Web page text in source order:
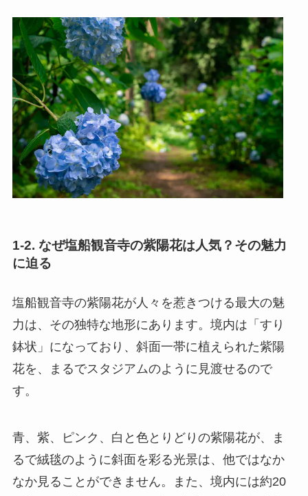
1-2. なぜ塩船観音寺の紫陽花は人気？その魅力
に迫る
塩船観音寺の紫陽花が人々を惹きつける最大の魅
力は、その独特な地形にあります。境内は「すり
鉢状」になっており、斜面一帯に植えられた紫陽
花を、まるでスタジアムのように見渡せるので
す。
青、紫、ピンク、白と色とりどりの紫陽花が、ま
るで絨毯のように斜面を彩る光景は、他ではなか
なか見ることができません。また、境内には約20